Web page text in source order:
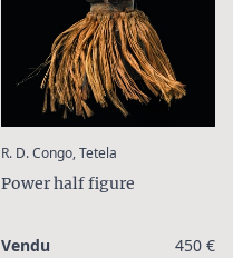
R. D. Congo, Tetela
Power half figure
Vendu 450 €